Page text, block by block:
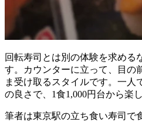
回転寿司とは別の体験を求める
す。カウンターに立って、目の
ま受け取るスタイルです。一人
の良さで、1食1,000円台から楽
筆者は東京駅の立ち食い寿司で